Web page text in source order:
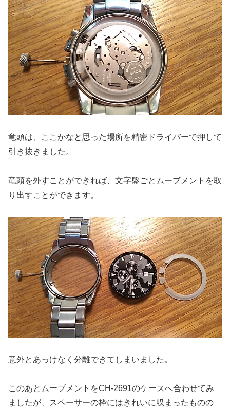
竜頭は、ここかなと思った場所を精密ドライバーで押して
引き抜きました。
竜頭を外すことができれば、文字盤ごとムーブメントを取
り出すことができます。
意外とあっけなく分離できてしまいました。
このあとムーブメントをCH-2691のケースへ合わせてみ
ましたが、スペーサーの枠にはきれいに収まったものの